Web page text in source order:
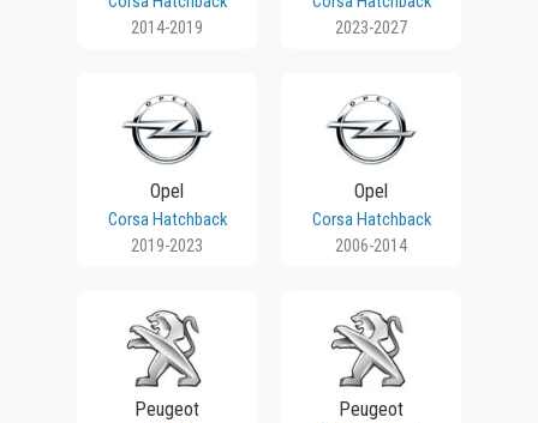
2014-2019
2023-2027
Opel
Corsa Hatchback
2019-2023
Opel
Corsa Hatchback
2006-2014
Peugeot Peugeot